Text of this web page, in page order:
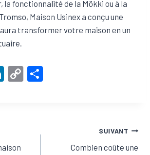
la fonctionnalité de la Mökki ou à la
Maison Usinex a conçu une
transformer votre maison en un
Li C
SUIVANT
Combien coûte une